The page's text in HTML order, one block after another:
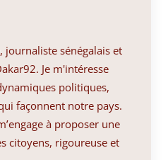
journaliste sénégalais et
Je m'intéresse
politiques,
façonnent notre pays.
à proposer une
citoyens, rigoureuse et